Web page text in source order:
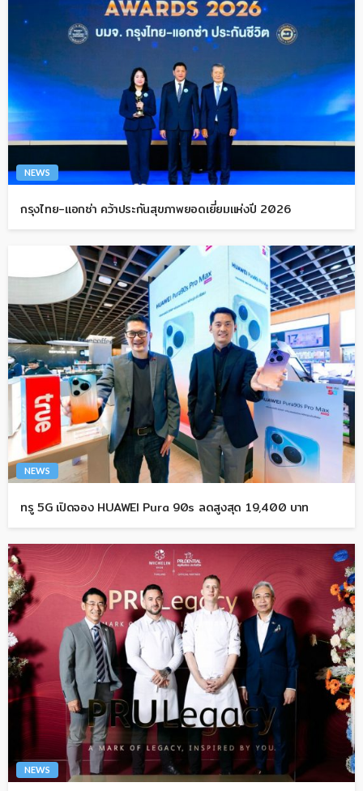
NEWS
กรุงไทย-แอกซ่า คว้าประกันสุขภาพยอดเยี่ยมแห่งปี 2026
NEWS
ทรู 5G เปิดจอง HUAWEI Pura 90s ลดสูงสุด 19,400 บาท
NEWS